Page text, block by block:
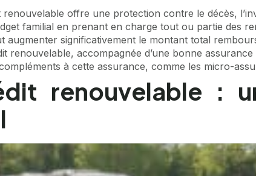
offre une protection contre le décès,
familial en prenant en charge tout ou partie des
augmenter significativement le montant total
renouvelable, accompagnée d’une bonne
à cette assurance, comme les micro-
renouvelable :